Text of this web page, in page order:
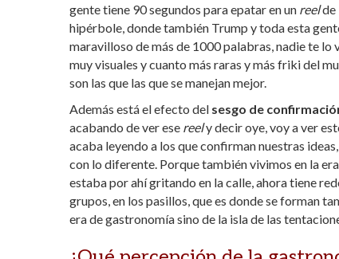
gente tiene 90 segundos para epatar en un reelde
hipérbole, donde también Trump y toda esta
maravilloso de más de 1000 palabras, nadie te lo
muy visuales y cuanto más raras y más friki del
son las que las que se manejan mejor.
Además está el efecto del sesgo de
acabando de ver ese reely decir oye, voy a ver
acaba leyendo a los que confirman nuestras
con lo diferente. Porque también vivimos en la
estaba por ahí gritando en la calle, ahora tiene
grupos, en los pasillos, que es donde se forman
era de gastronomía sino de la isla de las